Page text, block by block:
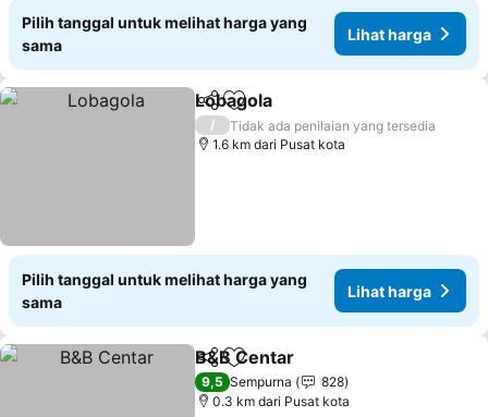
Pilih tanggal untuk melihat harga yang
sama
Lihat harga
BagikanTambahkan ke favorit
Lobagola
/
Tidak ada penilaian yang tersedia
1.6 km dari Pusat kota
Pilih tanggal untuk melihat harga yang
sama
Lihat harga
BagikanTambahkan ke favorit
B&B Centar
9,5 Sempurna
828
0.3 km dari Pusat kota